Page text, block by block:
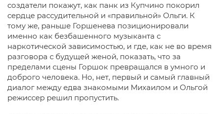
создатели покажут, как панк из Купчино покорил
сердце рассудительной и «правильной» Ольги. К
тому же, раньше Горшенева позиционировали
именно как безбашенного музыканта с
наркотической зависимостью, и где, как не во время
разговора с будущей женой, показать, что за
пределами сцены Горшок превращался в умного и
доброго человека. Но, нет, первый и самый главный
диалог между едва знакомыми Михаилом и Ольгой
режиссер решил пропустить.